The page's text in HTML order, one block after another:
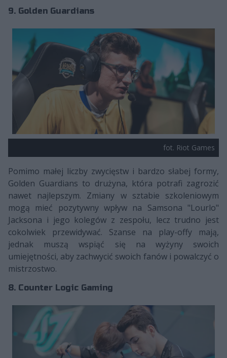
9. Golden Guardians
fot. Riot Games
Pomimo małej liczby zwycięstw i bardzo słabej formy,
Golden Guardians to drużyna, która potrafi zagrozić
nawet najlepszym. Zmiany w sztabie szkoleniowym
mogą mieć pozytywny wpływ na Samsona "Lourlo"
Jacksona i jego kolegów z zespołu, lecz trudno jest
cokolwiek przewidywać. Szanse na play-offy mają,
jednak muszą wspiąć się na wyżyny swoich
umiejętności, aby zachwycić swoich fanów i powalczyć o
mistrzostwo.
8. Counter Logic Gaming